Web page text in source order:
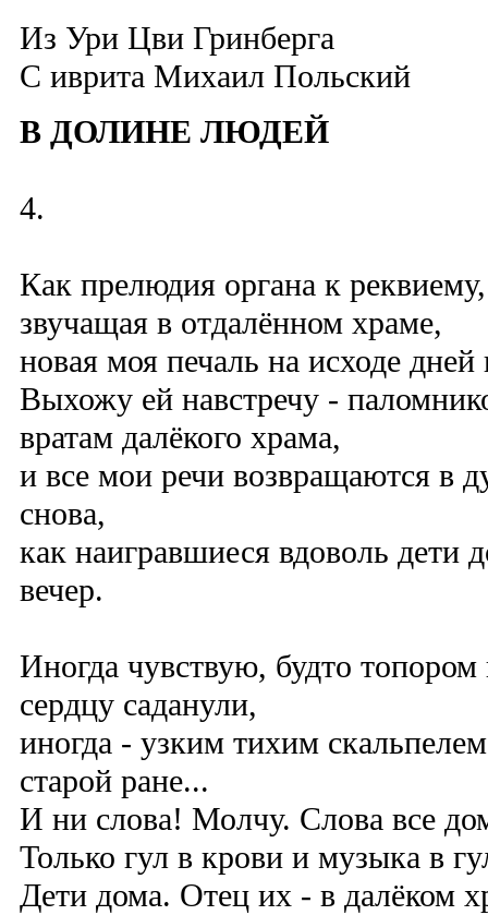
Из Ури Цви Гринберга
C иврита Михаил Польский
В ДОЛИНЕ ЛЮДЕЙ
4.
Как прелюдия органа к реквиему,
звучащая в отдалённом храме,
новая моя печаль на исходе дней
Выхожу ей навстречу -
вратам далёкого храма,
и все мои речи возвращаются в
снова,
как наигравшиеся вдоволь дети
вечер.
Иногда чувствую, будто топором
сердцу саданули,
иногда - узким тихим
старой ране...
И ни слова! Молчу. Слова все
Только гул в крови и музыка в
Дети дома. Отец их - в далёком